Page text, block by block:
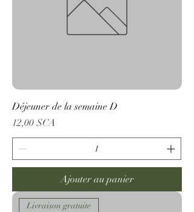
Déjeuner de la semaine D
Prix
12,00 $CA
Ajouter au panier
Livraison gratuite